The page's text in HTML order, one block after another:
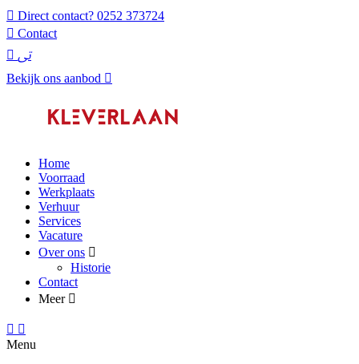
Direct contact? 0252 373724
Contact
Bekijk ons aanbod
Home
Voorraad
Werkplaats
Verhuur
Services
Vacature
Over ons
Historie
Contact
Meer
Menu